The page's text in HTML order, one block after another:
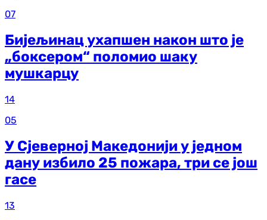
07
Бијељинац ухапшен након што је
„боксером“ поломио шаку
мушкарцу
14
05
У Сјеверној Македонији у једном
дану избило 25 пожара, три се још
гасе
13